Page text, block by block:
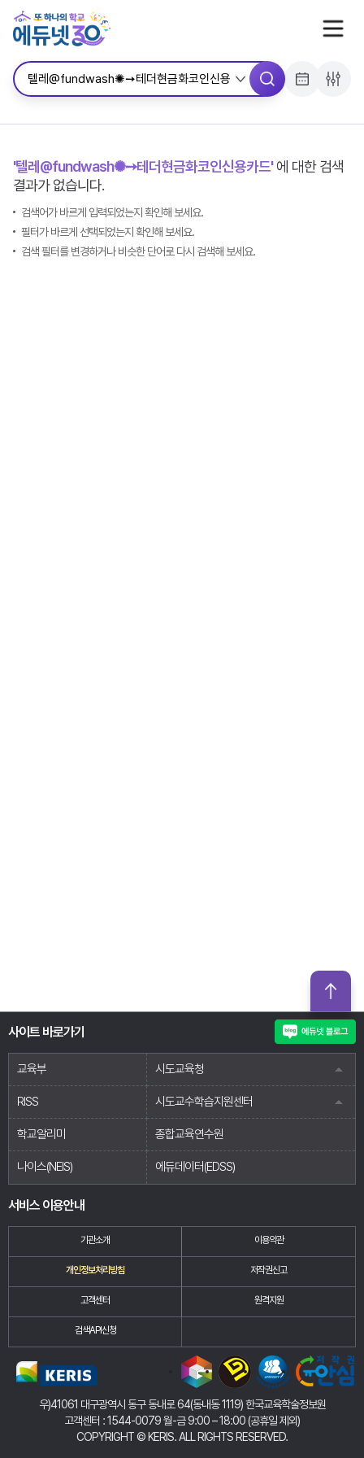
'텔레@fundwash✺➙테더현금화코인신용카드'에 대한 검색
결과가 없습니다.
검색어가 바르게 입력되었는지 확인해 보세요.
필터가 바르게 선택되었는지 확인해 보세요.
검색 필터를 변경하거나 비슷한 단어로 다시 검색해 보세요.
사이트 바로가기
교육부 시도교육청
RISS 시도교수학습지원센터
학교알리미 종합교육연수원
나이스(NEIS) 에듀데이터(EDSS)
서비스 이용안내
기관소개 이용약관
개인정보처리방침 저작권신고
고객센터 원격지원
검색API신청
우)41061 대구광역시 동구 동내로 64(동내동 1119) 한국교육학술정보원
고객센터 : 1544-0079 월-금 9:00 – 18:00 (공휴일 제외)
COPYRIGHT© KERIS. ALL RIGHTS RESERVED.